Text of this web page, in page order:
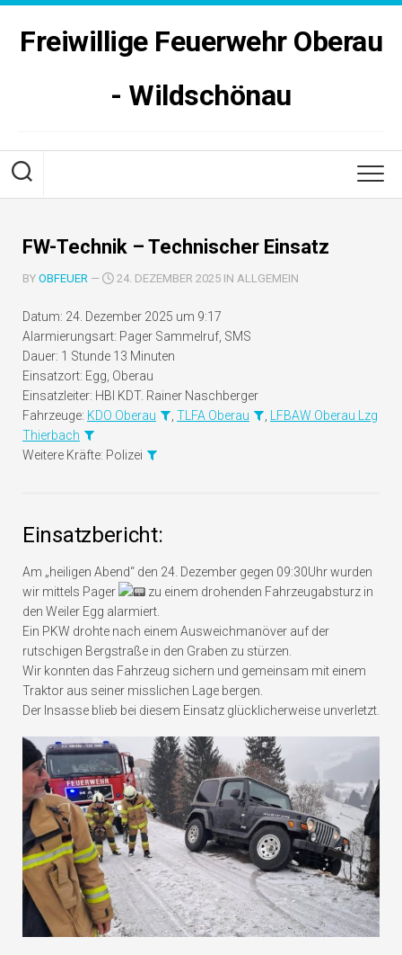
Skip
contentFreiwillige Feuerwehr Oberau
- Wildschönau
FW-Technik – Technischer Einsatz
BY OBFEUER — 24. DEZEMBER 2025 IN ALLGEMEIN
Datum: 24. Dezember 2025 um 9:17
Alarmierungsart: Pager Sammelruf, SMS
Dauer: 1 Stunde 13 Minuten
Einsatzort: Egg, Oberau
Einsatzleiter: HBI KDT. Rainer Naschberger
Fahrzeuge: KDO Oberau TLFA Oberau
LFBAW Oberau Lzg
Thierbach
Weitere Kräfte: Polizei
Einsatzbericht:
Am „heiligen Abend“ den 24. Dezember gegen 09:30Uhr wurden
wir mittels Pager
zu einem drohenden Fahrzeugabsturz in
den Weiler Egg alarmiert.
Ein PKW drohte nach einem Ausweichmanöver auf der
rutschigen Bergstraße in den Graben zu stürzen.
Wir konnten das Fahrzeug sichern und gemeinsam mit einem
Traktor aus seiner misslichen Lage bergen.
Der Insasse blieb bei diesem Einsatz glücklicherweise unverletzt.